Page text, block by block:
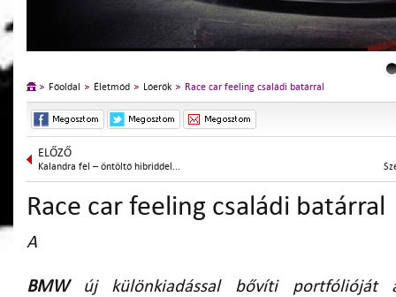
Főoldal Életmód Lóerők Race car feeling családi batárral
ELŐZŐ
Kalandra fel – öntöltő hibriddel...
Race car feeling családi batárral
A
BMWúj különkiadással bővíti portfólióját a